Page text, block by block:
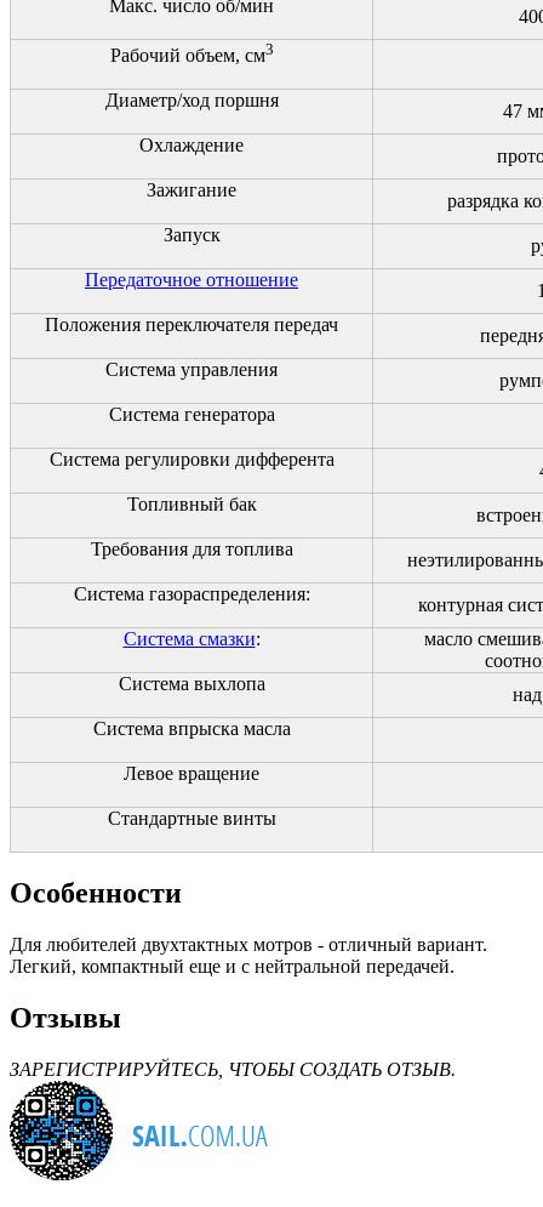
Макс. число об/мин
Рабочий объем, см3
Диаметр/ход поршня
47
Охлаждение
Зажигание
разрядка
Запуск
Передаточное отношение
Положения переключателя передач
Система управления
Система генератора
Система регулировки дифферента
Топливный бак
Требования для топлива
Система газораспределения:
контурная
Система смазки:
масло
Система выхлопа
Система впрыска масла
Левое вращение
Стандартные винты
Особенности
Для любителей двухтактных мотров - отличный вариант.
Легкий, компактный еще и с нейтральной передачей.
Отзывы
ЗАРЕГИСТРИРУЙТЕСЬ, ЧТОБЫ СОЗДАТЬ ОТЗЫВ.